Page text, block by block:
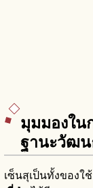
มุมมองใน
ฐานะวัฒ
เซ็นสุเป็นทั้งของใ